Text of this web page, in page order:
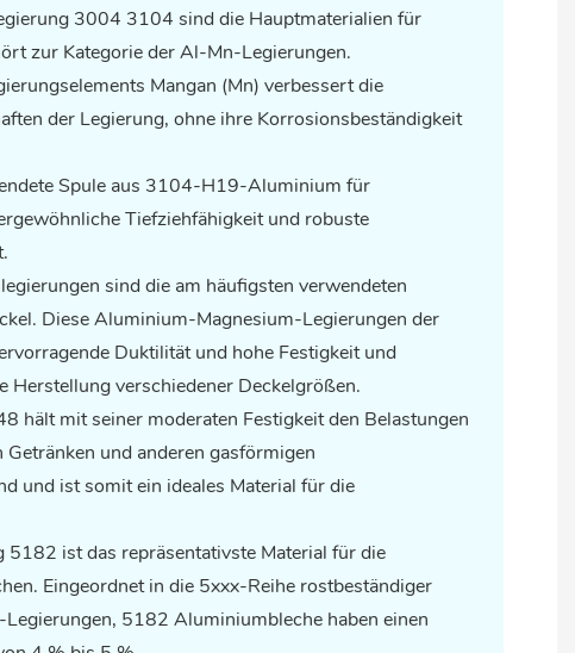
3004 3104 sind die Hauptmaterialien für
zur Kategorie der Al-Mn-Legierungen.
Mangan (Mn) verbessert die
der Legierung, ohne ihre Korrosionsbeständigkeit
Spule aus 3104-H19-Aluminium für
Tiefziehfähigkeit und robuste
sind die am häufigsten verwendeten
Diese Aluminium-Magnesium-Legierungen der
Duktilität und hohe Festigkeit und
Herstellung verschiedener Deckelgrößen.
hält mit seiner moderaten Festigkeit den Belastungen
und anderen gasförmigen
und ist somit ein ideales Material für die
ist das repräsentativste Material für die
Eingeordnet in die 5xxx-Reihe rostbeständiger
5182Aluminiumbleche haben einen